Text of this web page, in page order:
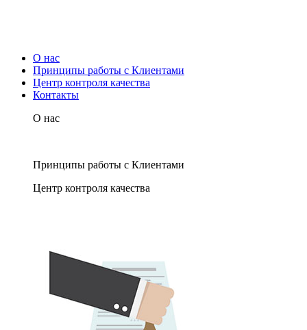
О нас
Принципы работы с Клиентами
Центр контроля качества
Контакты
О нас
Принципы работы с Клиентами
Центр контроля качества